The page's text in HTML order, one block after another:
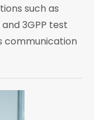
such as
3GPP test
communication